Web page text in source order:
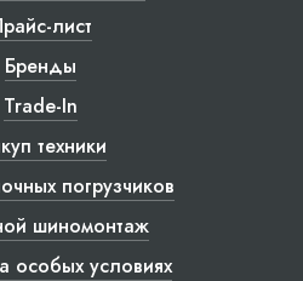
лист
Бренды
Trade-In
техники
погрузчиков
шиномонтаж
особых условиях